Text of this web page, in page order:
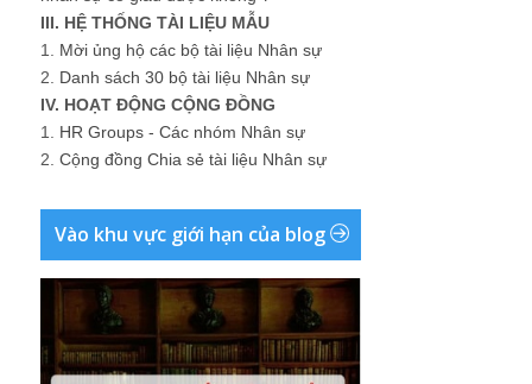
III. HỆ THỐNG TÀI LIỆU MẪU
1. Mời ủng hộ các bộ tài liệu Nhân sự
2. Danh sách 30 bộ tài liệu Nhân sự
IV. HOẠT ĐỘNG CỘNG ĐỒNG
1. HR Groups - Các nhóm Nhân sự
2. Cộng đồng Chia sẻ tài liệu Nhân sự
Vào khu vực giới hạn của blog